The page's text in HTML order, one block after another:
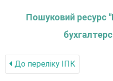
Пошуковий ресурс
До переліку IПК